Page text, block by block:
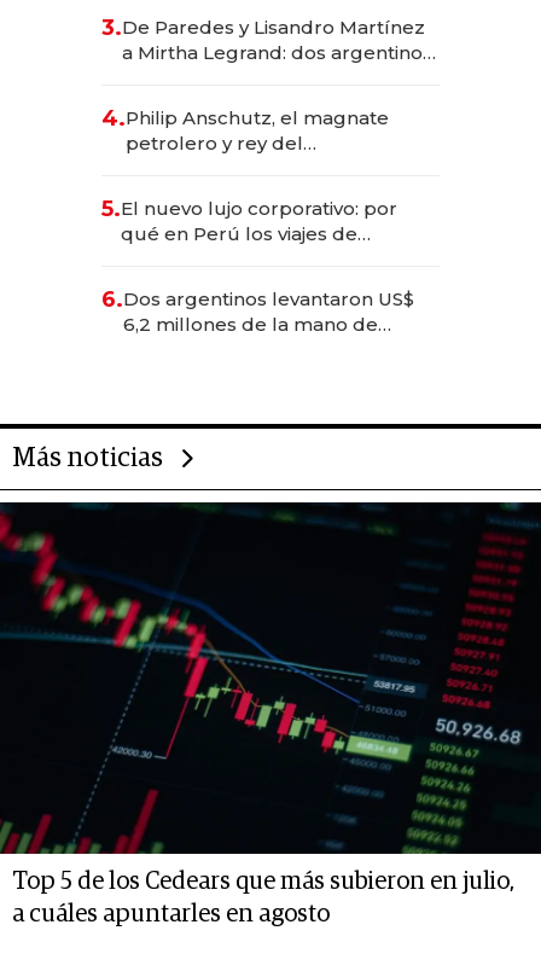
las marcas "fast premium"
3.De Paredes y Lisandro Martínez
a Mirtha Legrand: dos argentinos
4.Philip Anschutz, el magnate
petrolero y rey del
Fénix
5.El nuevo lujo corporativo: por
qué en Perú los viajes de
transformadoras
6.Dos argentinos levantaron US$
6,2 millones de la mano de
Más noticias
Top 5 de los Cedears que más subieron en julio,
a cuáles apuntarles en agosto